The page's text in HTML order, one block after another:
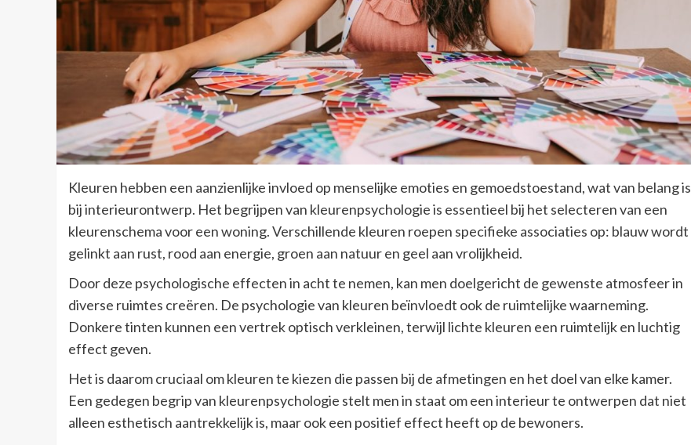
Kleuren hebben een aanzienlijke invloed op menselijke emoties en gemoedstoestand, wat van belang is
bij interieurontwerp. Het begrijpen van kleurenpsychologie is essentieel bij het selecteren van een
kleurenschema voor een woning. Verschillende kleuren roepen specifieke associaties op: blauw wordt
gelinkt aan rust, rood aan energie, groen aan natuur en geel aan vrolijkheid.
Door deze psychologische effecten in acht te nemen, kan men doelgericht de gewenste atmosfeer in
diverse ruimtes creëren. De psychologie van kleuren beïnvloedt ook de ruimtelijke waarneming.
Donkere tinten kunnen een vertrek optisch verkleinen, terwijl lichte kleuren een ruimtelijk en luchtig
effect geven.
Het is daarom cruciaal om kleuren te kiezen die passen bij de afmetingen en het doel van elke kamer.
Een gedegen begrip van kleurenpsychologie stelt men in staat om een interieur te ontwerpen dat niet
alleen esthetisch aantrekkelijk is, maar ook een positief effect heeft op de bewoners.